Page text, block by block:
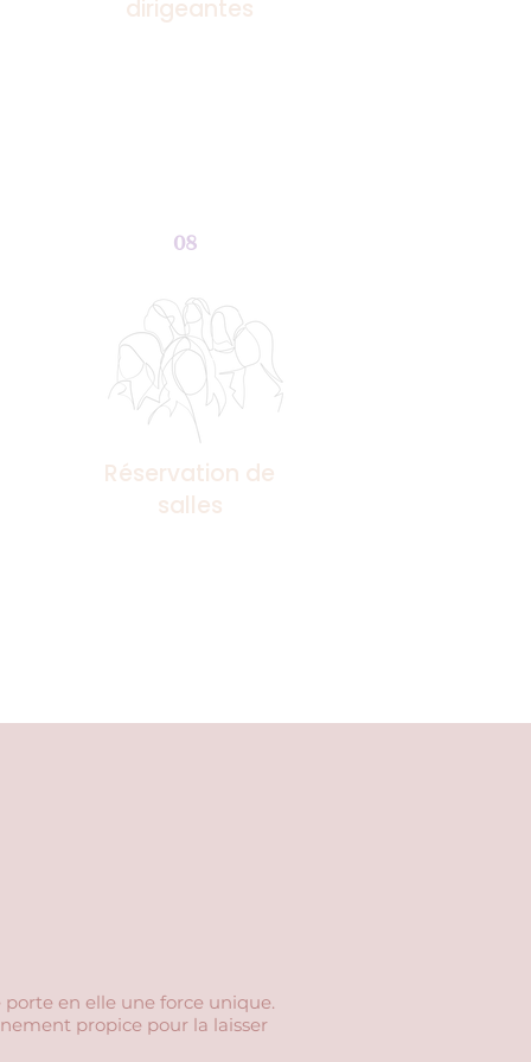
dirigeantes
08
Réservation de
salles
en elle une force unique.
propice pour la laisser